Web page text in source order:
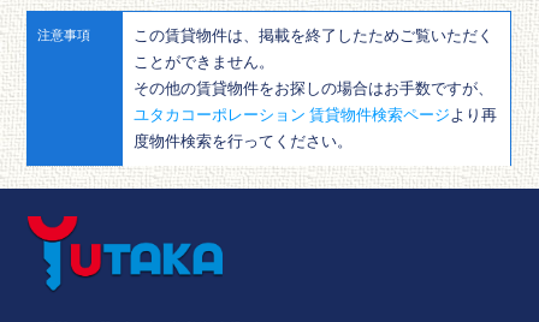
注意事項
この賃貸物件は、掲載を終了したためご覧いただく
ことができません。
その他の賃貸物件をお探しの場合はお手数ですが、
ユタカコーポレーション 賃貸物件検索ページ より再
度物件検索を行ってください。